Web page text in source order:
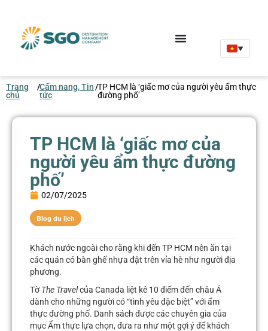
▼
Trang
chủ
/Cẩm nang, Tin
tức
/TP HCM là ‘giấc mơ của người yêu ẩm thực
đường phố’
TP HCM là ‘giấc mơ của
người yêu ẩm thực đường
phố’
02/07/2025
Blog du lịch
Khách nước ngoài cho rằng khi đến TP HCM nên ăn tại
các quán có bàn ghế nhựa đặt trên vỉa hè như người địa
phương.
TờThe Travelcủa Canada liệt kê 10 điểm đến châu Á
dành cho những người có “tình yêu đặc biệt” với ẩm
thực đường phố. Danh sách được các chuyên gia của
mục Ẩm thực lựa chọn, đưa ra như một gợi ý để khách